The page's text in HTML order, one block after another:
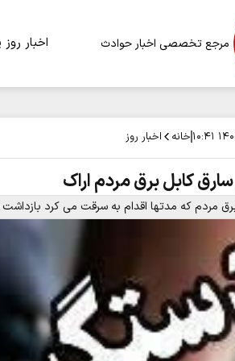
مرجع تخصصی اخبار حوادث اخبار روز
۱۰:۴۱ خانه اخبار روز
کابل برق مردم اراک
مردم که مدتها اقدام به سرقت می کرد